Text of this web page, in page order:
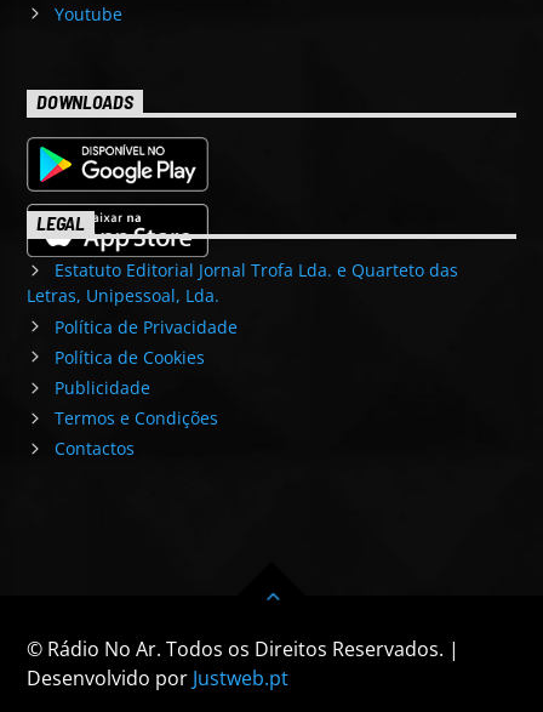
Youtube
DOWNLOADS
LEGAL
Estatuto Editorial Jornal Trofa Lda. e Quarteto das
Letras, Unipessoal, Lda.
Política de Privacidade
Política de Cookies
Publicidade
Termos e Condições
Contactos
© Rádio No Ar. Todos os Direitos Reservados. |
Desenvolvido por Justweb.pt